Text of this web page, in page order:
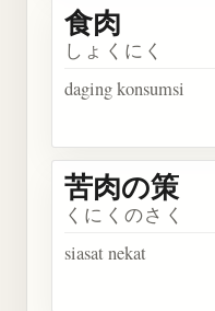
食肉
しょくにく
daging konsumsi
苦肉の策
くにくのさく
siasat nekat